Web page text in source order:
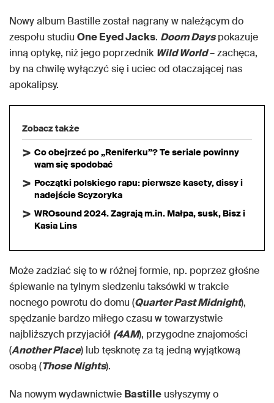
Nowy album Bastille został nagrany w należącym do
zespołu studiu One Eyed Jacks. Doom Dayspokazuje
inną optykę, niż jego poprzednik Wild World– zachęca,
by na chwilę wyłączyć się i uciec od otaczającej nas
apokalipsy.
Zobacz także
Co obejrzeć po „Reniferku”? Te seriale powinny
wam się spodobać
Początki polskiego rapu: pierwsze kasety, dissy i
nadejście Scyzoryka
WROsound 2024. Zagrają m.in. Małpa, susk, Bisz i
Kasia Lins
Może zadziać się to w różnej formie, np. poprzez głośne
śpiewanie na tylnym siedzeniu taksówki w trakcie
nocnego powrotu do domu (Quarter Past Midnight),
spędzanie bardzo miłego czasu w towarzystwie
najbliższych przyjaciół (4AM), przygodne znajomości
(Another Place) lub tęsknotę za tą jedną wyjątkową
osobą (Those Nights).
Na nowym wydawnictwie Bastille usłyszymy o